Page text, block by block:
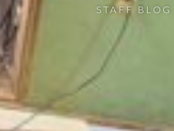
STAFF BLOG